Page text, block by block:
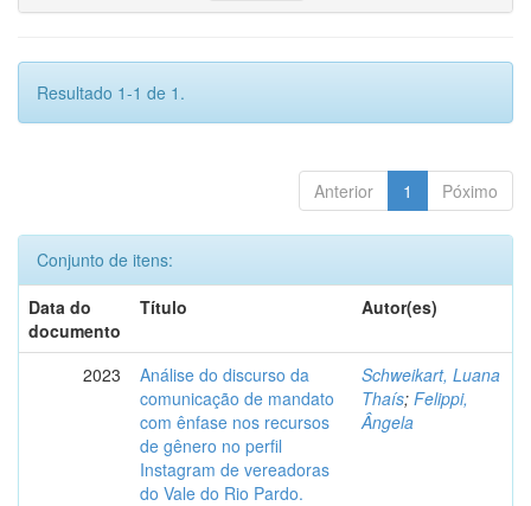
Resultado 1-1 de 1.
Anterior 1 Póximo
Conjunto de itens:
Data do
documento
Título Autor(es)
2023
Análise do discurso da
comunicação de mandato
com ênfase nos recursos
de gênero no perfil
Instagram de vereadoras
do Vale do Rio Pardo.
Schweikart, Luana
Thaís; Felippi,
Ângela